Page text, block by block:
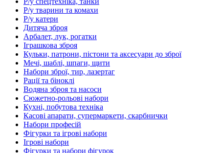
Р/у тварини та комахи
Р/у катери
Дитяча зброя
Арбалет, лук, рогатки
Іграшкова зброя
Кульки, патрони, пістони та аксесуари до зброї
Мечі, шаблі, шпаги, щити
Набори зброї, тир, лазертаг
Рації та біноклі
Водяна зброя та насоси
Сюжетно-рольові набори
Кухні, побутова техніка
Касові апарати, супермаркети, скарбнички
Набори професій
Фігурки та ігрові набори
Ігрові набори
Фігурки та набори фігурок